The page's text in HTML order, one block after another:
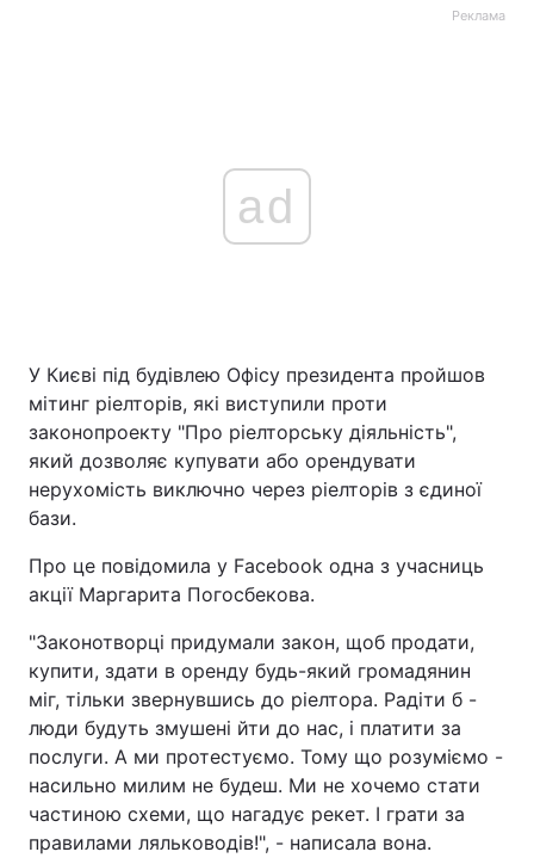
Реклама
ad
У Києві під будівлею Офісу президента пройшов
мітинг ріелторів, які виступили проти
законопроекту "Про ріелторську діяльність",
який дозволяє купувати або орендувати
нерухомість виключно через ріелторів з єдиної
бази.
Про це повідомила у Facebook одна з учасниць
акції Маргарита Погосбекова.
"Законотворці придумали закон, щоб продати,
купити, здати в оренду будь-який громадянин
міг, тільки звернувшись до ріелтора. Радіти б -
люди будуть змушені йти до нас, і платити за
послуги. А ми протестуємо. Тому що розуміємо -
насильно милим не будеш. Ми не хочемо стати
частиною схеми, що нагадує рекет. І грати за
правилами ляльководів!", - написала вона.